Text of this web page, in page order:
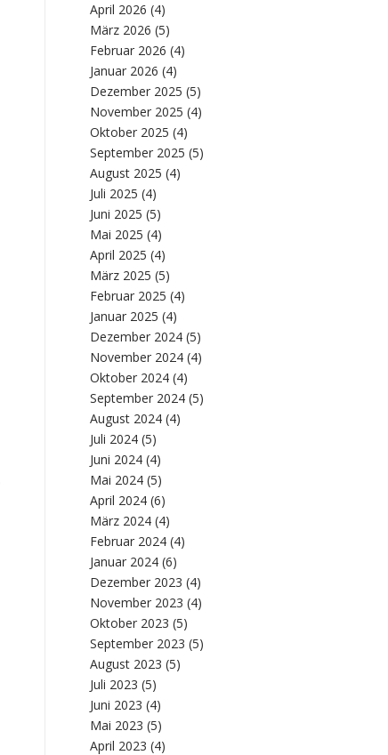
April 2026 (4)
März 2026 (5)
Februar 2026 (4)
Januar 2026 (4)
Dezember 2025 (5)
November 2025 (4)
Oktober 2025 (4)
September 2025 (5)
August 2025 (4)
Juli 2025 (4)
Juni 2025 (5)
Mai 2025 (4)
April 2025 (4)
März 2025 (5)
Februar 2025 (4)
Januar 2025 (4)
Dezember 2024 (5)
November 2024 (4)
Oktober 2024 (4)
September 2024 (5)
August 2024 (4)
Juli 2024 (5)
Juni 2024 (4)
Mai 2024 (5)
April 2024 (6)
März 2024 (4)
Februar 2024 (4)
Januar 2024 (6)
Dezember 2023 (4)
November 2023 (4)
Oktober 2023 (5)
September 2023 (5)
August 2023 (5)
Juli 2023 (5)
Juni 2023 (4)
Mai 2023 (5)
April 2023 (4)